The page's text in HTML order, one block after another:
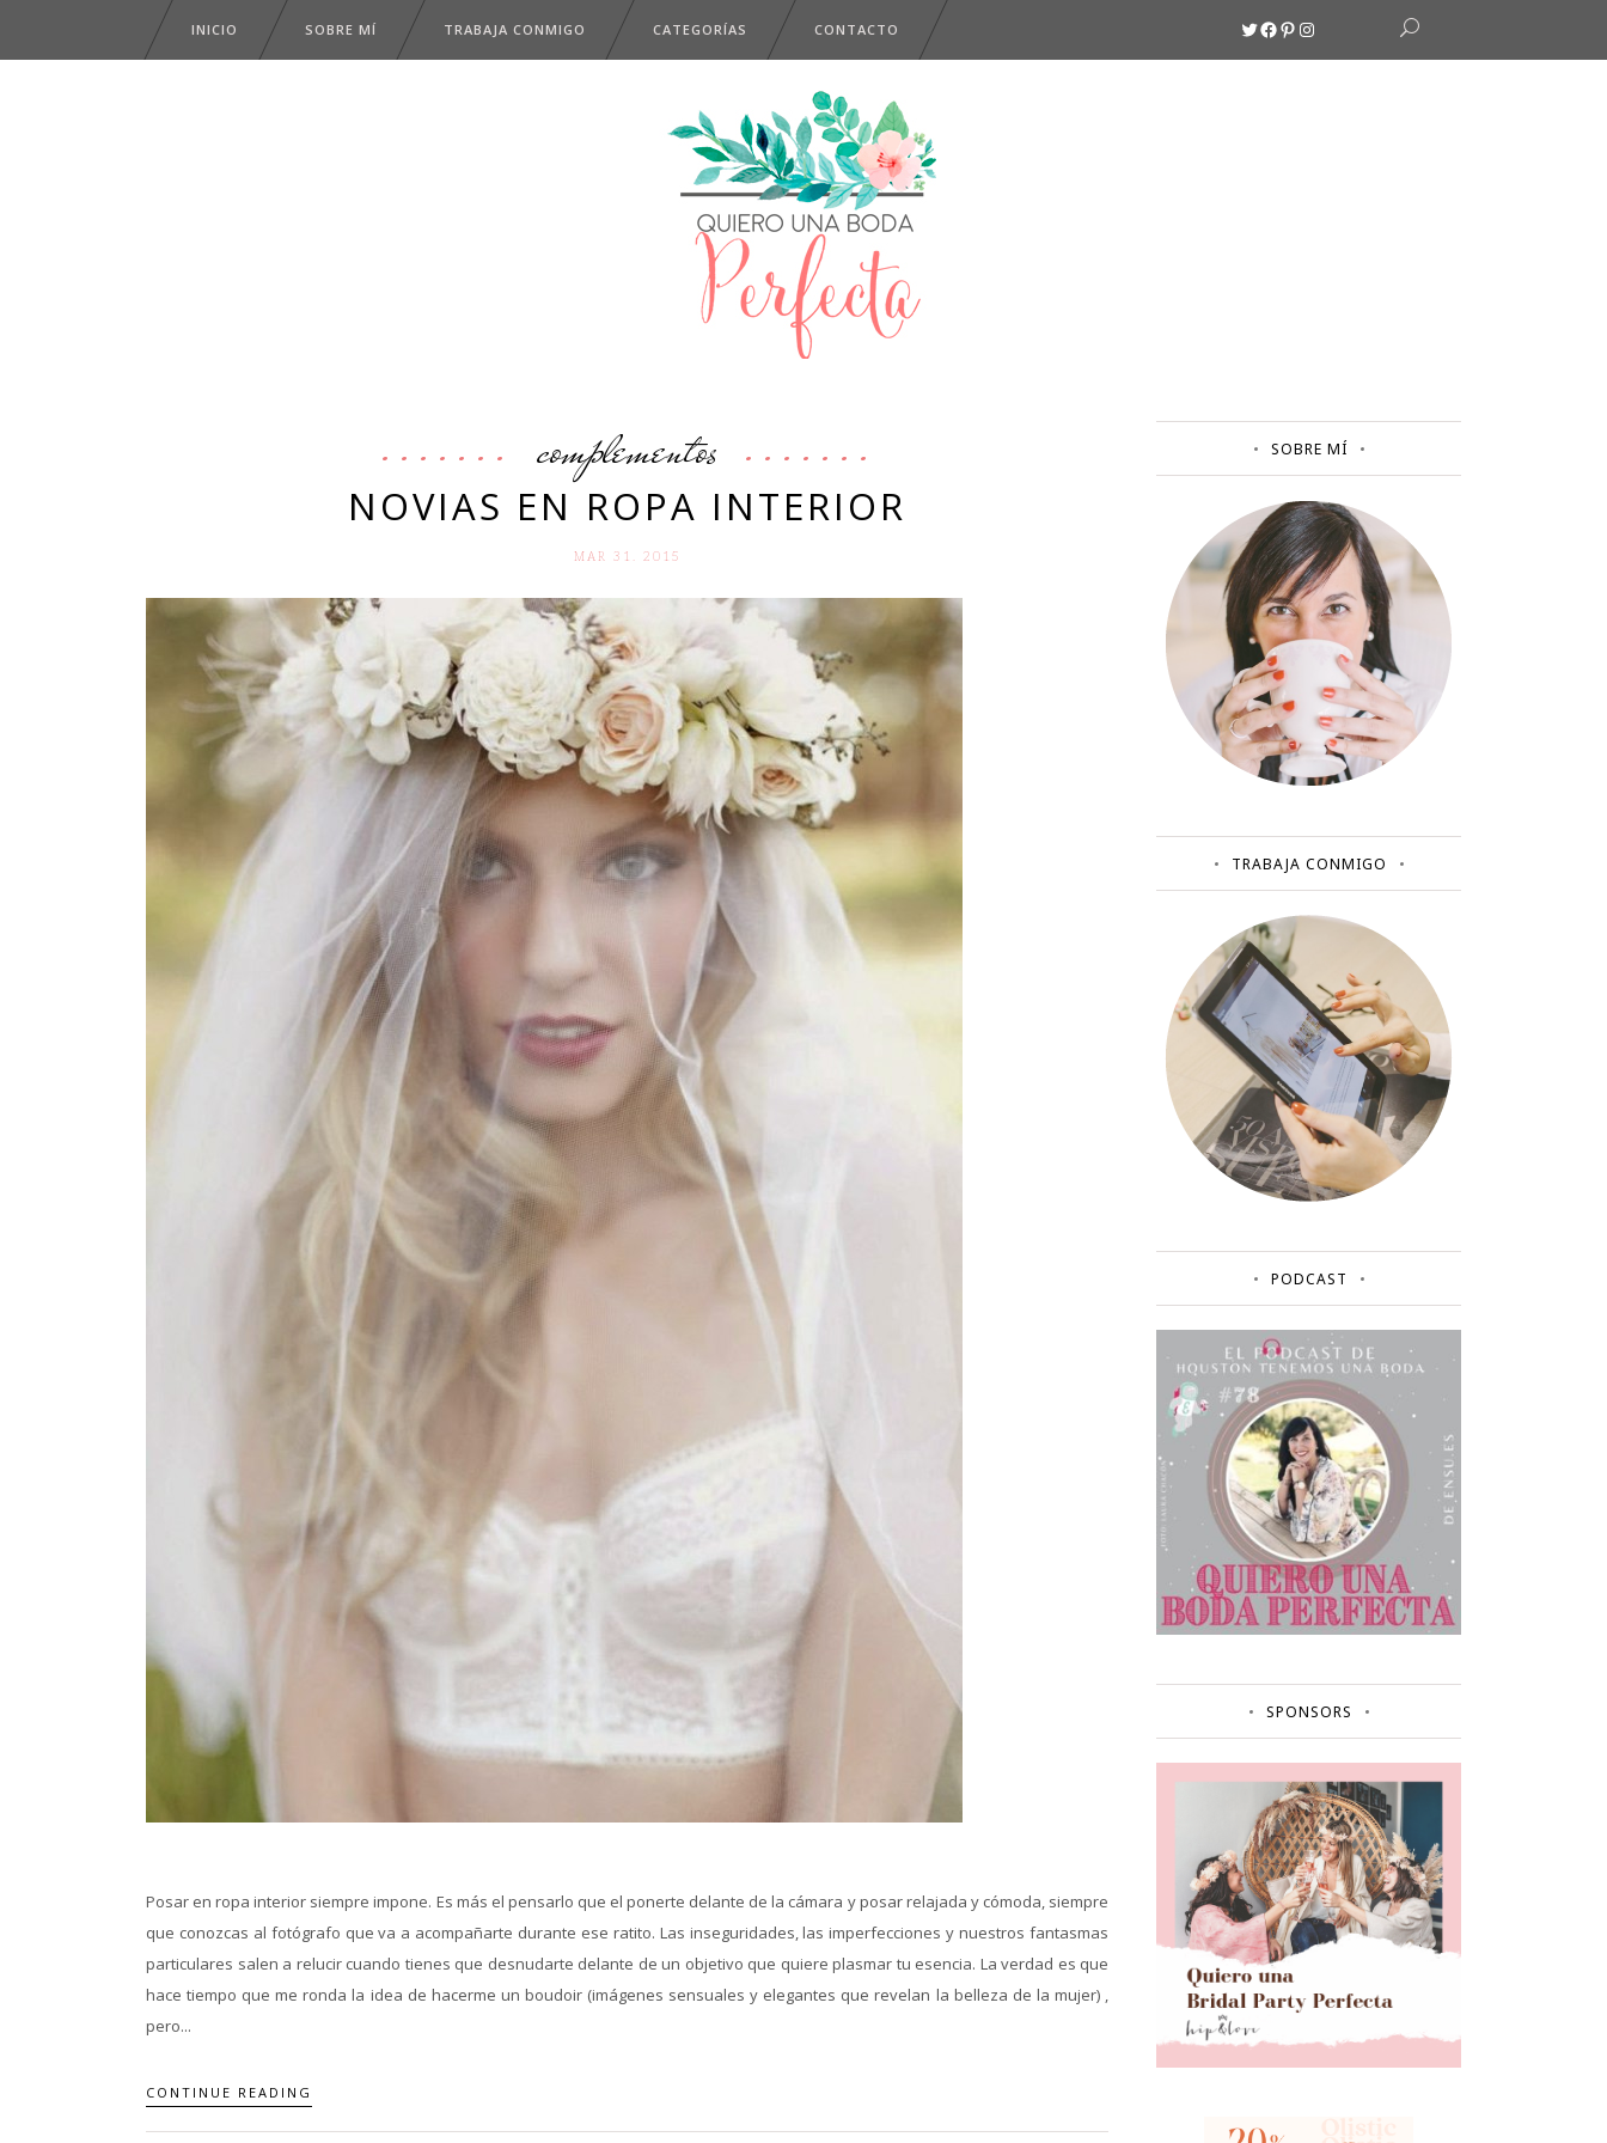
INICIO SOBRE MÍ TRABAJA CONMIGO CATEGORÍAS CONTACTO Twitter
Facebook
Pinterest
Instagram
complementos
NOVIAS EN ROPA INTERIOR
MAR 31. 2015
Posar en ropa interior siempre impone. Es más el pensarlo que el ponerte delante de la cámara y posar relajada y cómoda, siempre
que conozcas al fotógrafo que va a acompañarte durante ese ratito. Las inseguridades, las imperfecciones y nuestros fantasmas
particulares salen a relucir cuando tienes que desnudarte delante de un objetivo que quiere plasmar tu esencia. La verdad es que
hace tiempo que me ronda la idea de hacerme un boudoir (imágenes sensuales y elegantes que revelan la belleza de la mujer) ,
pero...
CONTINUE READING
SOBRE MÍ
TRABAJA CONMIGO
PODCAST
SPONSORS